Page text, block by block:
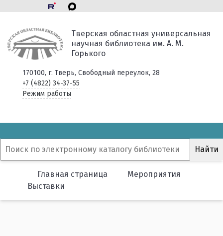
Тверская областная универсальная
научная библиотека им. А. М.
Горького
170100, г. Тверь, Свободный переулок, 28
+7 (4822) 34-37-55
Режим работы
Главная страница
Мероприятия
Выставки